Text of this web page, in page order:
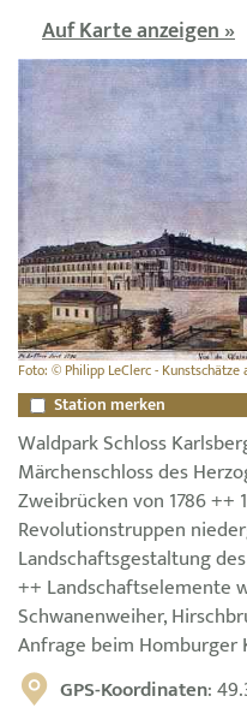
Auf Karte anzeigen »
Foto: © Philipp LeClerc -
Station merken
Waldpark Schloss
Märchenschloss des
Zweibrücken von 1786 ++
Revolutionstruppen
Landschaftsgestaltung
++ Landschaftselemente
Schwanenweiher,
Anfrage beim Homburger
GPS-Koordinaten: